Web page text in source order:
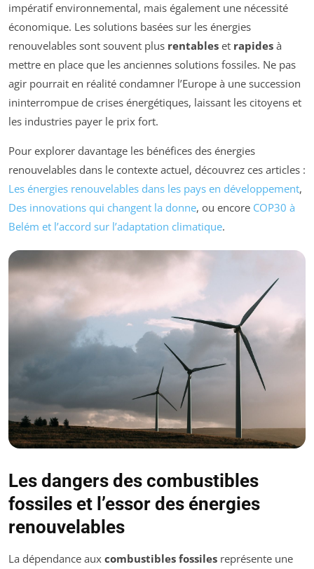
impératif environnemental, mais également une nécessité
économique. Les solutions basées sur les énergies
renouvelables sont souvent plus rentables et rapides à
mettre en place que les anciennes solutions fossiles. Ne pas
agir pourrait en réalité condamner l’Europe à une succession
ininterrompue de crises énergétiques, laissant les citoyens et
les industries payer le prix fort.
Pour explorer davantage les bénéfices des énergies
renouvelables dans le contexte actuel, découvrez ces articles :
Les énergies renouvelables dans les pays en développement,
Des innovations qui changent la donne, ou encore COP30 à
Belém et l’accord sur l’adaptation climatique.
Les dangers des combustibles
fossiles et l’essor des énergies
renouvelables
La dépendance aux combustibles fossiles représente une